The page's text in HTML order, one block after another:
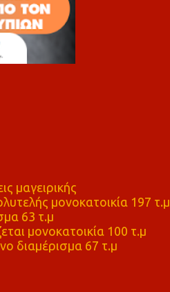
μαγειρικής
μονοκατοικία 197 τ.μ
63 τ.μ
μονοκατοικία 100 τ.μ
διαμέρισμα 67 τ.μ